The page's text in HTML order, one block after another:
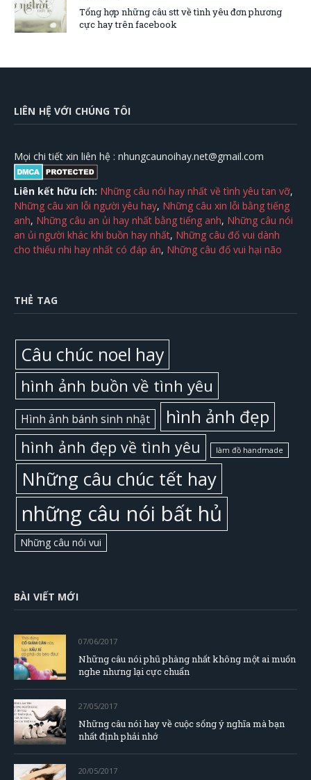
Tổng hợp những câu stt về tình yêu đơn phương
cực hay trên facebook
LIÊN HỆ VỚI CHÚNG TÔI
Mọi chi tiết xin liên hệ : nhungcaunoihay.net@gmail.com
Liên kết hữu ích: Những câu nói hay nhất về tình yêu tan vỡ,
Những câu xin lỗi người yêu hay, Những câu xin lỗi bằng tiếng
anh, Những câu an ủi hay nhất bằng tiếng anh, Những câu nói
an ủi người khác khi buồn hay nhất, Những câu đố vui dành
cho thiếu nhi hay nhất có đáp án, Những câu đố vui hại não
THẺ TAG
Câu chúc noel hay
hình ảnh buồn về tình yêu
Hình ảnh bánh sinh nhật hình ảnh đẹp
hình ảnh đẹp về tình yêu làm đồ handmade
Những câu chúc tết hay
những câu nói bất hủ
Những câu nói vui
BÀI VIẾT MỚI
07/06/2017
Những câu nói phũ phàng nhất không một ai muốn
nghe nhưng lại cực chuẩn
27/05/2017
Những câu nói hay về cuộc sống ý nghĩa mà bạn
nhất định phải nhớ
20/05/2017